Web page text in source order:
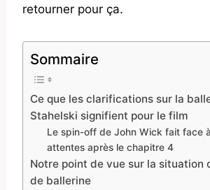
retourner pour ça.
Sommaire
Ce que les clarifications sur la
Stahelski signifient pour le film
Le spin-off de John Wick fait face
attentes après le chapitre 4
Notre point de vue sur la situation
de ballerine